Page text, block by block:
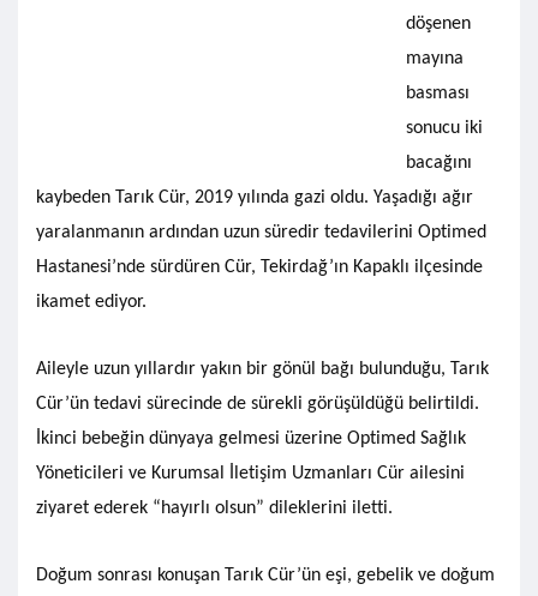
döşenen
mayına
basması
sonucu iki
bacağını
kaybeden Tarık Cür, 2019 yılında gazi oldu. Yaşadığı ağır
yaralanmanın ardından uzun süredir tedavilerini Optimed
Hastanesi’nde sürdüren Cür, Tekirdağ’ın Kapaklı ilçesinde
ikamet ediyor.
Aileyle uzun yıllardır yakın bir gönül bağı bulunduğu, Tarık
Cür’ün tedavi sürecinde de sürekli görüşüldüğü belirtildi.
İkinci bebeğin dünyaya gelmesi üzerine Optimed Sağlık
Yöneticileri ve Kurumsal İletişim Uzmanları Cür ailesini
ziyaret ederek “hayırlı olsun” dileklerini iletti.
Doğum sonrası konuşan Tarık Cür’ün eşi, gebelik ve doğum